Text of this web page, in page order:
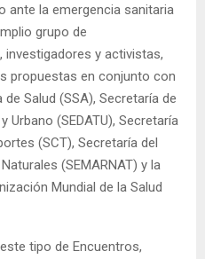
ante la emergencia sanitaria
grupo de
y activistas,
propuestas en conjunto con
Salud (SSA), Secretaría de
Urbano (SEDATU), Secretaría
(SCT), Secretaría del
(SEMARNAT) y la
Mundial de la Salud
tipo de Encuentros,